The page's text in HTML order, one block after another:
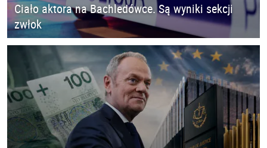
Ciało aktora na Bachledówce. Są wyniki sekcji
zwłok